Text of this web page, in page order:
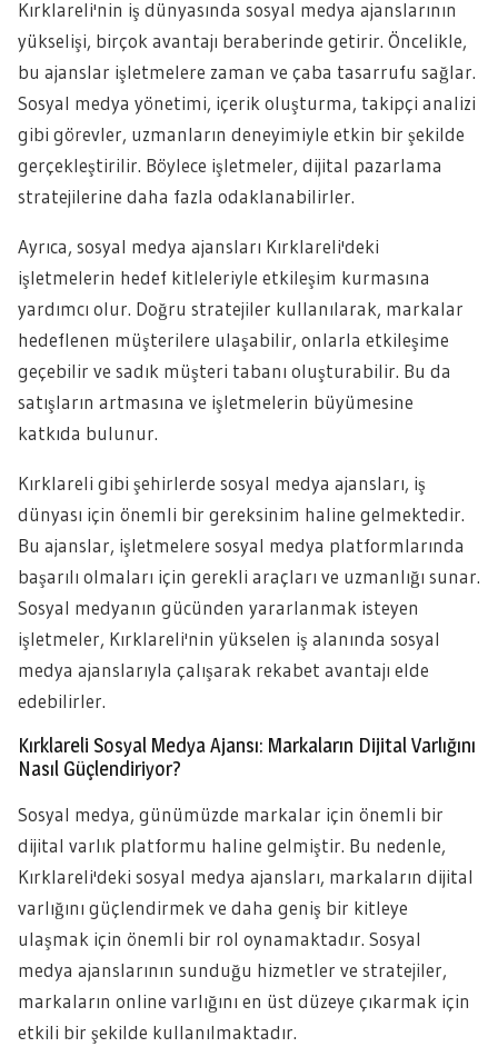
Kırklareli'nin iş dünyasında sosyal medya ajanslarının
yükselişi, birçok avantajı beraberinde getirir. Öncelikle,
bu ajanslar işletmelere zaman ve çaba tasarrufu sağlar.
Sosyal medya yönetimi, içerik oluşturma, takipçi analizi
gibi görevler, uzmanların deneyimiyle etkin bir şekilde
gerçekleştirilir. Böylece işletmeler, dijital pazarlama
stratejilerine daha fazla odaklanabilirler.
Ayrıca, sosyal medya ajansları Kırklareli'deki
işletmelerin hedef kitleleriyle etkileşim kurmasına
yardımcı olur. Doğru stratejiler kullanılarak, markalar
hedeflenen müşterilere ulaşabilir, onlarla etkileşime
geçebilir ve sadık müşteri tabanı oluşturabilir. Bu da
satışların artmasına ve işletmelerin büyümesine
katkıda bulunur.
Kırklareli gibi şehirlerde sosyal medya ajansları, iş
dünyası için önemli bir gereksinim haline gelmektedir.
Bu ajanslar, işletmelere sosyal medya platformlarında
başarılı olmaları için gerekli araçları ve uzmanlığı sunar.
Sosyal medyanın gücünden yararlanmak isteyen
işletmeler, Kırklareli'nin yükselen iş alanında sosyal
medya ajanslarıyla çalışarak rekabet avantajı elde
edebilirler.
Kırklareli Sosyal Medya Ajansı: Markaların Dijital Varlığını
Nasıl Güçlendiriyor?
Sosyal medya, günümüzde markalar için önemli bir
dijital varlık platformu haline gelmiştir. Bu nedenle,
Kırklareli'deki sosyal medya ajansları, markaların dijital
varlığını güçlendirmek ve daha geniş bir kitleye
ulaşmak için önemli bir rol oynamaktadır. Sosyal
medya ajanslarının sunduğu hizmetler ve stratejiler,
markaların online varlığını en üst düzeye çıkarmak için
etkili bir şekilde kullanılmaktadır.